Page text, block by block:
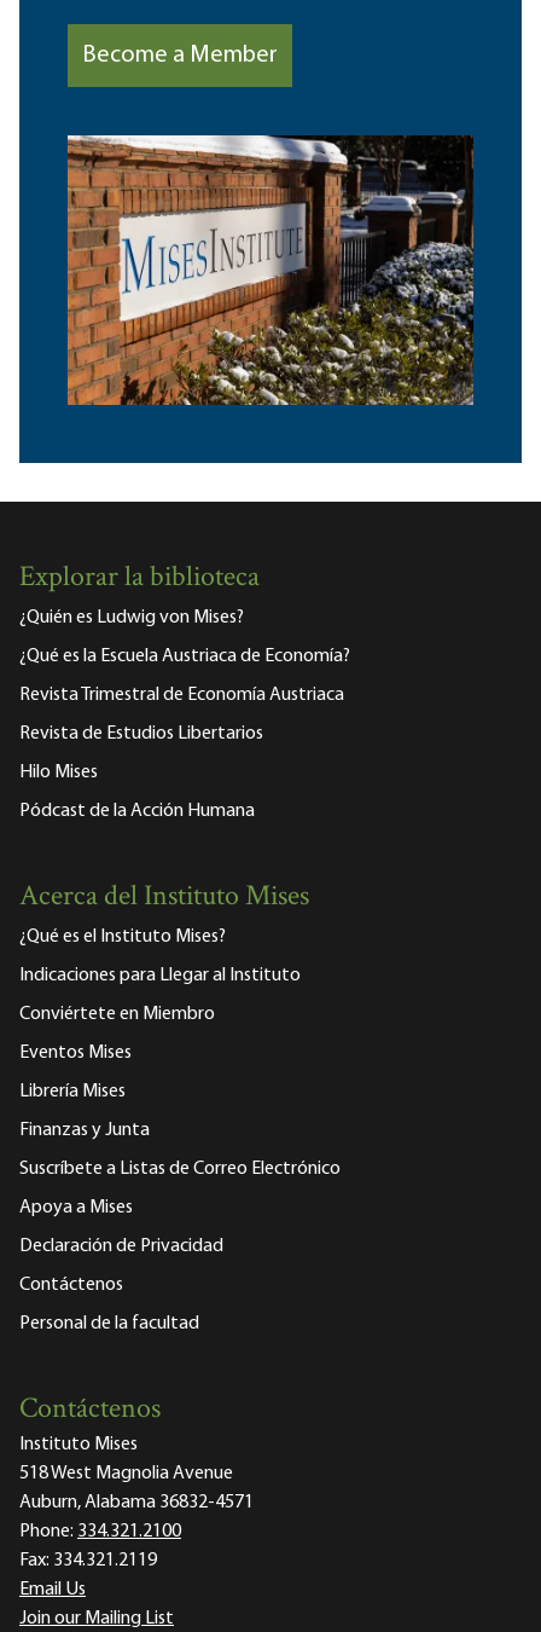
Become a Member
Explorar la biblioteca
¿Quién es Ludwig von Mises?
¿Qué es la Escuela Austriaca de Economía?
Revista Trimestral de Economía Austriaca
Revista de Estudios Libertarios
Hilo Mises
Pódcast de la Acción Humana
Acerca del Instituto Mises
¿Qué es el Instituto Mises?
Indicaciones para Llegar al Instituto
Conviértete en Miembro
Eventos Mises
Librería Mises
Finanzas y Junta
Suscríbete a Listas de Correo Electrónico
Apoya a Mises
Declaración de Privacidad
Contáctenos
Personal de la facultad
Contáctenos
Instituto Mises
518 West Magnolia Avenue
Auburn, Alabama 36832-4571
Phone: 334.321.2100
Fax: 334.321.2119
Email Us
Join our Mailing List